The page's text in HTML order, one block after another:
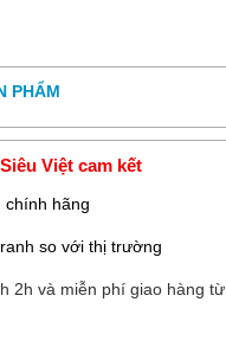
PHẨM
Siêu Việt cam kết
chính hãng
so với thị trường
2h và miễn phí giao hàng từ